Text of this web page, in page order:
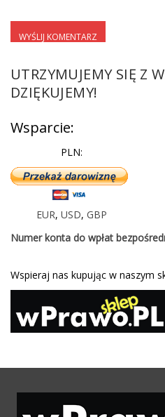
UTRZYMUJEMY SIĘ Z
DZIĘKUJEMY!
Wsparcie:
PLN:
EUR, USD, GBP
Numer konta do wpłat
Wspieraj nas kupując w naszym